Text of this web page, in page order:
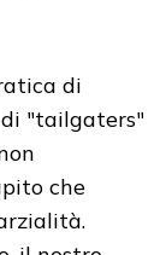
di
"tailgaters"
che